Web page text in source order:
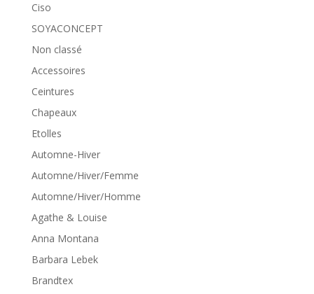
Ciso
SOYACONCEPT
Non classé
Accessoires
Ceintures
Chapeaux
Etolles
Automne-Hiver
Automne/Hiver/Femme
Automne/Hiver/Homme
Agathe & Louise
Anna Montana
Barbara Lebek
Brandtex